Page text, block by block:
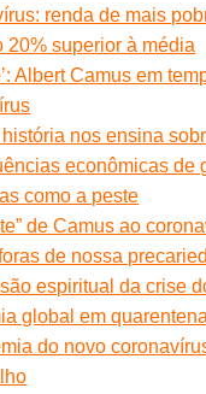
renda de mais
20% superior à média
Albert Camus em
nos ensina
econômicas de
como a peste
de Camus ao
de nossa
espiritual da crise
global em
do novo